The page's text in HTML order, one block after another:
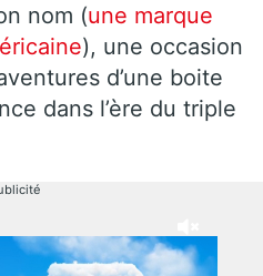
nom (une marque
), une occasion
d’une boite
dans l’ère du triple